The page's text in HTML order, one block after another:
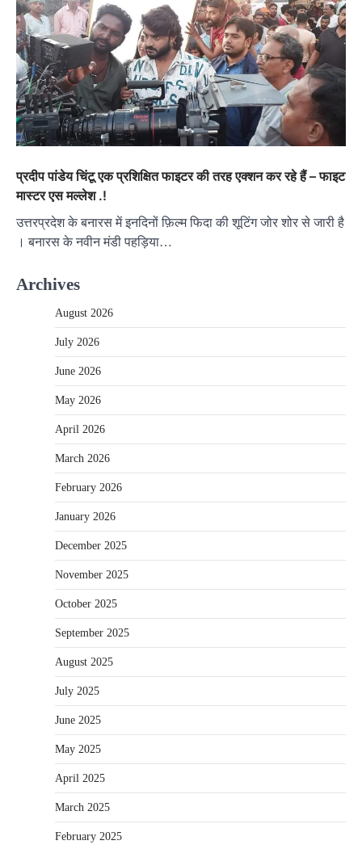
प्रदीप पांडेय चिंटू एक प्रशिक्षित फाइटर की तरह एक्शन कर रहे हैं – फाइट
मास्टर एस मल्लेश .!
उत्तरप्रदेश के बनारस में इनदिनों फ़िल्म फिदा की शूटिंग जोर शोर से जारी है
। बनारस के नवीन मंडी पहड़िया…
Archives
August 2026
July 2026
June 2026
May 2026
April 2026
March 2026
February 2026
January 2026
December 2025
November 2025
October 2025
September 2025
August 2025
July 2025
June 2025
May 2025
April 2025
March 2025
February 2025